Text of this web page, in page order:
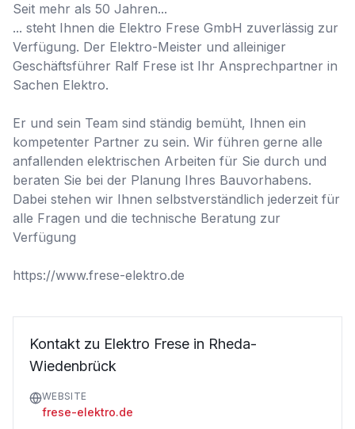
Seit mehr als 50 Jahren...
... steht Ihnen die Elektro Frese GmbH zuverlässig zur
Verfügung. Der Elektro-Meister und alleiniger
Geschäftsführer Ralf Frese ist Ihr Ansprechpartner in
Sachen Elektro.
Er und sein Team sind ständig bemüht, Ihnen ein
kompetenter Partner zu sein. Wir führen gerne alle
anfallenden elektrischen Arbeiten für Sie durch und
beraten Sie bei der Planung Ihres Bauvorhabens.
Dabei stehen wir Ihnen selbstverständlich jederzeit für
alle Fragen und die technische Beratung zur
Verfügung
https://www.frese-elektro.de
Kontakt zu Elektro Frese in Rheda-
Wiedenbrück
WEBSITE
frese-elektro.de